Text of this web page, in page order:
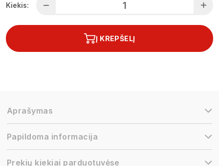
Kiekis:
Į KREPŠELĮ
Aprašymas
Papildoma informacija
Prekių kiekiai parduotuvėse